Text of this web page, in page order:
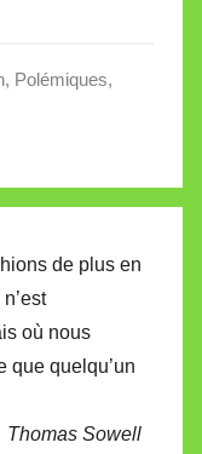
, Polémiques,
de plus en
où nous
que quelqu’un
Thomas Sowell